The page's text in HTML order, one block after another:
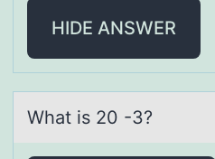
HIDE ANSWER
Whаt is 20 -3?